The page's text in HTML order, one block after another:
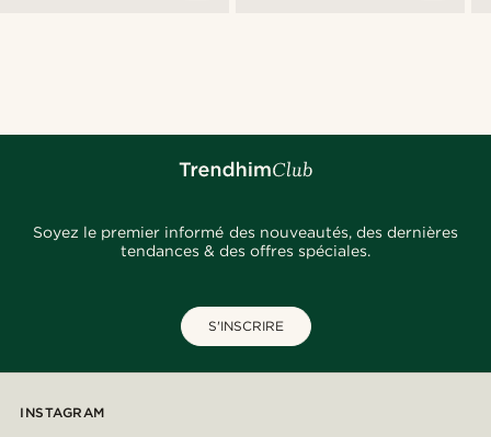
Soyez le premier informé des nouveautés, des dernières
tendances & des offres spéciales.
S'INSCRIRE
INSTAGRAM